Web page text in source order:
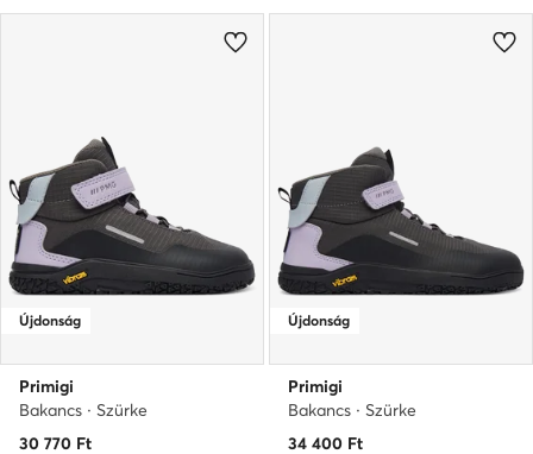
Újdonság
Primigi
Bakancs · Szürke
30 770 Ft
Újdonság
Primigi
Bakancs · Szürke
34 400 Ft